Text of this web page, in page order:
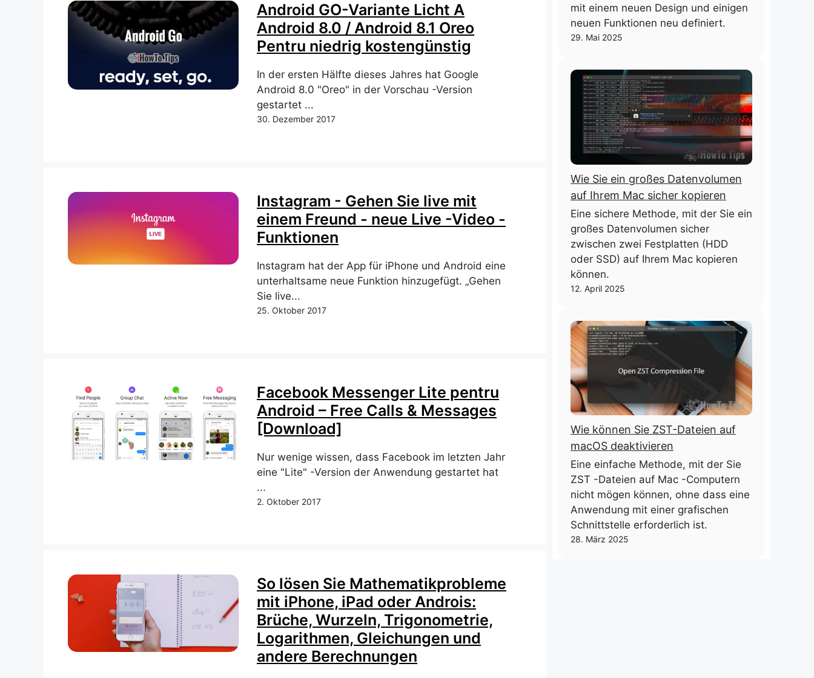
Android GO-Variante Licht A
Android 8.0 / Android 8.1 Oreo
Pentru niedrig kostengünstig
In der ersten Hälfte dieses Jahres hat Google
Android 8.0 "Oreo" in der Vorschau -Version
gestartet ...
30. Dezember 2017
Instagram - Gehen Sie live mit
einem Freund - neue Live -Video -
Funktionen
Instagram hat der App für iPhone und Android eine
unterhaltsame neue Funktion hinzugefügt. „Gehen
Sie live...
25. Oktober 2017
Facebook Messenger Lite pentru
Android – Free Calls & Messages
[Download]
Nur wenige wissen, dass Facebook im letzten Jahr
eine "Lite" -Version der Anwendung gestartet hat
...
2. Oktober 2017
So lösen Sie Mathematikprobleme
mit iPhone, iPad oder Androis:
Brüche, Wurzeln, Trigonometrie,
Logarithmen, Gleichungen und
andere Berechnungen
mit einem neuen Design und einigen
neuen Funktionen neu definiert.
29. Mai 2025
Wie Sie ein großes Datenvolumen
auf Ihrem Mac sicher kopieren
Eine sichere Methode, mit der Sie ein
großes Datenvolumen sicher
zwischen zwei Festplatten (HDD
oder SSD) auf Ihrem Mac kopieren
können.
12. April 2025
Wie können Sie ZST-Dateien auf
macOS deaktivieren
Eine einfache Methode, mit der Sie
ZST -Dateien auf Mac -Computern
nicht mögen können, ohne dass eine
Anwendung mit einer grafischen
Schnittstelle erforderlich ist.
28. März 2025